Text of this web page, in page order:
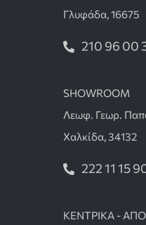
Γλυφάδα, 16675
210 96 00
SHOWROOM
Λεωφ. Γεωρ.
Χαλκίδα, 34132
222 11 15
ΚΕΝΤΡΙΚΑ -